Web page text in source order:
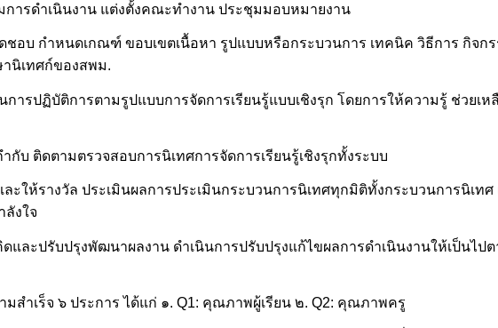
การดำเนินงาน แต่งตั้งคณะทำงาน ประชุมมอบหมายงาน
ชอบ กำหนดเกณฑ์ ขอบเขตเนื้อหา รูปแบบหรือกระบวนการ เทคนิค วิธีการ กิจกร
นิเทศก์ของสพม.
นการปฏิบัติการตามรูปแบบการจัดการเรียนรู้แบบเชิงรุก โดยการให้ความรู้ ช่วยเ
กับ ติดตามตรวจสอบการนิเทศการจัดการเรียนรู้เชิงรุกทั้งระบบ
ละให้รางวัล ประเมินผลการประเมินกระบวนการนิเทศทุกมิติทั้งกระบวนการนิเท
ลังใจ
ดและปรับปรุงพัฒนาผลงาน ดำเนินการปรับปรุงแก้ไขผลการดำเนินงานให้เป็นไป
สำเร็จ ๖ ประการ ได้แก่ ๑. Q1: คุณภาพผู้เรียน ๒. Q2: คุณภาพครู